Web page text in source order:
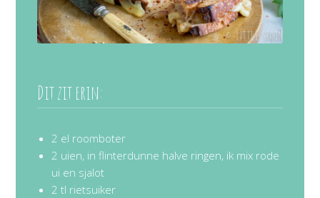
Dit zit erin:
2 el roomboter
2 uien, in flinterdunne halve ringen, ik mix rode
ui en sjalot
2 tl rietsuiker